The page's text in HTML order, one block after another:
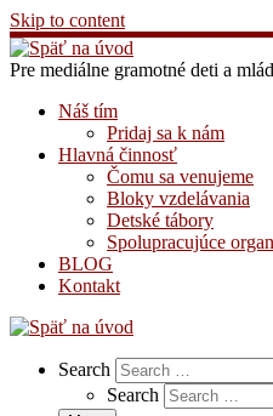
Skip to content
Pre mediálne gramotné deti a
Náš tím
Pridaj sa k nám
Hlavná činnosť
Čomu sa venujeme
Bloky vzdelávania
Detské tábory
Spolupracujúce
BLOG
Kontakt
Search
Search
Search